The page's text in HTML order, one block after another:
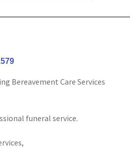
Bereavement Care Services
funeral service.